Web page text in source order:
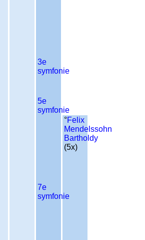
3e
symfonie
5e
symfonie
°Felix
Mendelssohn
Bartholdy
(5x)
7e
symfonie